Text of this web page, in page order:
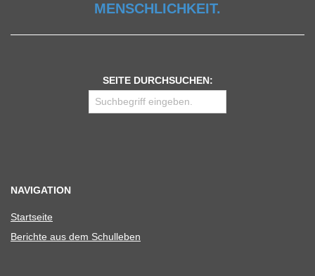
MENSCHLICHKEIT.
SEITE DURCHSUCHEN:
NAVIGATION
Start­seite
Berichte aus dem Schulleben